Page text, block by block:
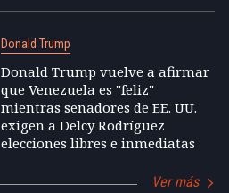
Donald Trump
Donald Trump vuelve a afirmar
que Venezuela es "feliz"
mientras senadores de EE. UU.
exigen a Delcy Rodríguez
elecciones libres e inmediatas
Ver más